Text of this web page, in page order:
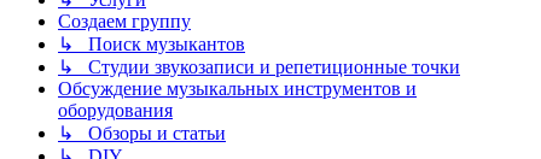
Создаем группу
↳ Поиск музыкантов
↳ Студии звукозаписи и репетиционные точки
Обсуждение музыкальных инструментов и
оборудования
↳ Обзоры и статьи